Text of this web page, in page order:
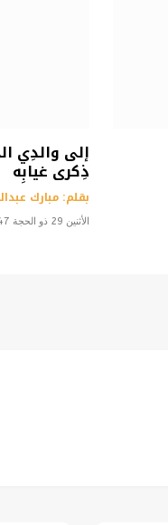
إلى والدِي
ذِكرى غيابِه
بقلم: مبارك
الأثنين 29 ذو الحجة 1447هـ 15-6-2026م